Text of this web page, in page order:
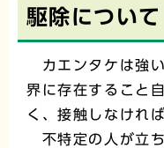
駆除について
カエンタケは強
界に存在すること
く、接触しなけれ
不特定の人が立